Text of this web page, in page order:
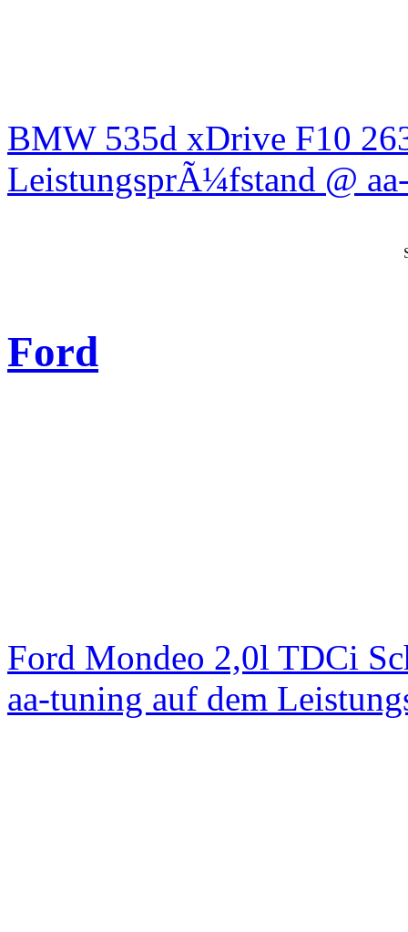
BMW 535d xDrive F10
LeistungsprÃ¼fstand @
Ford
Ford Mondeo 2,0l TDCi
aa-tuning auf dem